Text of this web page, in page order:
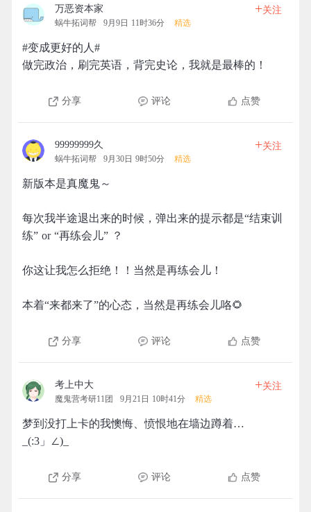
万恶资本家
蜗牛拓词帮 9月9日 11时36分 精选
+关注
#变成更好的人#
做完政治，刷完英语，背完史论，我就是最棒的！
分享 评论 点赞
99999999久
蜗牛拓词帮 9月30日 9时50分 精选
+关注
新版本是真魔鬼～
每次我半途退出来的时候，弹出来的提示都是“结束训
练” or “再练会儿” ？
你这让我怎么拒绝！！当然是再练会儿！
本着“来都来了”的心态，当然是再练会儿咯🌻
分享 评论 点赞
考上中大
魔鬼营考研11团 9月21日 10时41分 精选
+关注
梦到没打上卡的我懊悔、愤恨地在墙边蹲着…
_(:3」∠)_
分享 评论 点赞